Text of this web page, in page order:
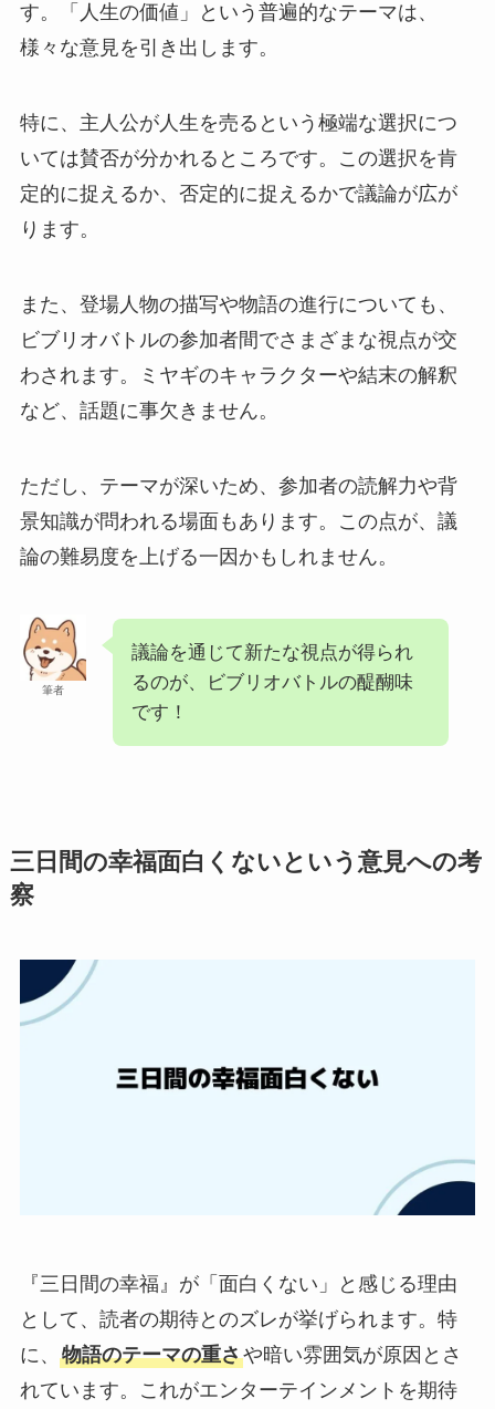
す。「人生の価値」という普遍的なテーマは、
様々な意見を引き出します。
特に、主人公が人生を売るという極端な選択につ
いては賛否が分かれるところです。この選択を肯
定的に捉えるか、否定的に捉えるかで議論が広が
ります。
また、登場人物の描写や物語の進行についても、
ビブリオバトルの参加者間でさまざまな視点が交
わされます。ミヤギのキャラクターや結末の解釈
など、話題に事欠きません。
ただし、テーマが深いため、参加者の読解力や背
景知識が問われる場面もあります。この点が、議
論の難易度を上げる一因かもしれません。
筆者
議論を通じて新たな視点が得られ
るのが、ビブリオバトルの醍醐味
です！
三日間の幸福面白くないという意見への考
察
『三日間の幸福』が「面白くない」と感じる理由
として、読者の期待とのズレが挙げられます。特
に、 物語のテーマの重さや暗い雰囲気が原因とさ
れています。これがエンターテインメントを期待